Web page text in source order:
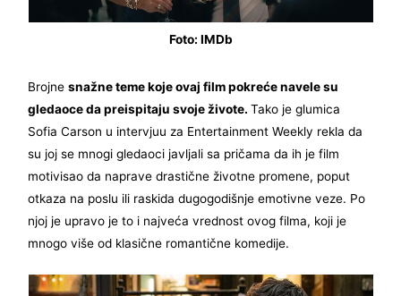
Foto: IMDb
Brojnesnažne teme koje ovaj film pokreće navele su
gledaoce da preispitaju svoje živote.Tako je glumica
Sofia Carson u intervjuu za Entertainment Weekly rekla da
su joj se mnogi gledaoci javljali sa pričama da ih je film
motivisao da naprave drastične životne promene, poput
otkaza na poslu ili raskida dugogodišnje emotivne veze. Po
njoj je upravo je to i najveća vrednost ovog filma, koji je
mnogo više od klasične romantične komedije.